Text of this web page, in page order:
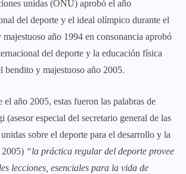
unidas (ONU) aprobó el año
del deporte y el ideal olímpico durante el
año 1994 en consonancia aprobó
del deporte y la educación física
bendito y majestuoso año 2005.
el año 2005, estas fueron las palabras de
(asesor especial del secretario general de las
sobre el deporte para el desarrollo y la
2005) “la práctica regular del deporte provee
lecciones, esenciales para la vida de